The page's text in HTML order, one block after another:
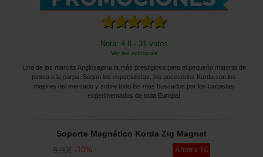
Nota: 4.8 - 31 votos
Ver las opiniones
Una de las marcas Anglosajona la más prestigiosa para el pequeño material de
pesca a la carpa. Según los especialistas, los accesorios Korda son los
mejores del mercado y sobre todo los más buscados por los carpistas
experimentados de toda Europa!
Soporte Magnético Korda Zig Magnet
9,90€ -10% Ahorra 1€